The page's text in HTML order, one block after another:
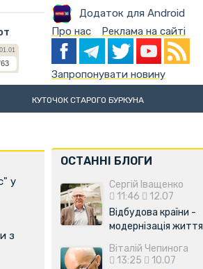
Додаток для Android
Про нас Реклама на сайті
Запропонувати новину
КУТОЧОК СТАРОГО БУРКУНА
у
з
ОСТАННІ БЛОГИ
Сергій Іващенко
11:46
12.07
Відбудова країни -
модернізація життя
Віталій Чепинога
13:25
10.07